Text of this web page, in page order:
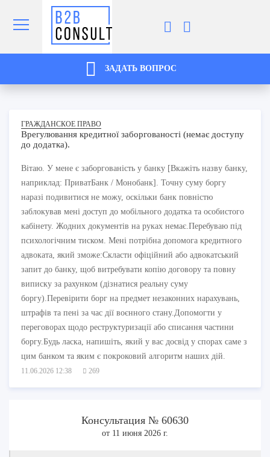
ЗАДАТЬ ВОПРОС
ГРАЖДАНСКОЕ ПРАВО
Врегулювання кредитної заборгованості (немає доступу
до додатка).
Вітаю. У мене є заборгованість у банку [Вкажіть назву банку,
наприклад: ПриватБанк / Монобанк]. Точну суму боргу
наразі подивитися не можу, оскільки банк повністю
заблокував мені доступ до мобільного додатка та особистого
кабінету. Жодних документів на руках немає.Перебуваю під
психологічним тиском. Мені потрібна допомога кредитного
адвоката, який зможе:Скласти офіційний або адвокатський
запит до банку, щоб витребувати копію договору та повну
виписку за рахунком (дізнатися реальну суму
боргу).Перевірити борг на предмет незаконних нарахувань,
штрафів та пені за час дії воєнного стану.Допомогти у
переговорах щодо реструктуризації або списання частини
боргу.Будь ласка, напишіть, який у вас досвід у спорах саме з
цим банком та яким є покроковий алгоритм наших дій.
11.06.2026 12:38 269
Консультация № 60630
от 11 июня 2026 г.